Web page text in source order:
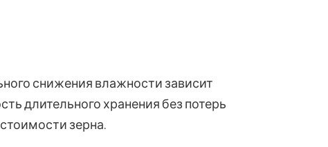
снижения влажности зависит
длительного хранения без потерь
зерна.